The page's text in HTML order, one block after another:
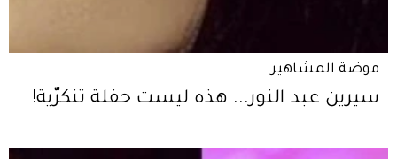
موضة المشاهير
سيرين عبد النور... هذه ليست حفلة تنكرّية!